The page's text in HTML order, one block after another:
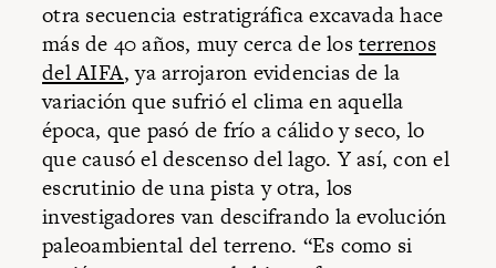
otra secuencia estratigráfica excavada hace
más de 40 años, muy cerca de losterrenos
del AIFA, ya arrojaron evidencias de la
variación que sufrió el clima en aquella
época, que pasó de frío a cálido y seco, lo
que causó el descenso del lago. Y así, con el
escrutinio de una pista y otra, los
investigadores van descifrando la evolución
paleoambiental del terreno. “Es como si